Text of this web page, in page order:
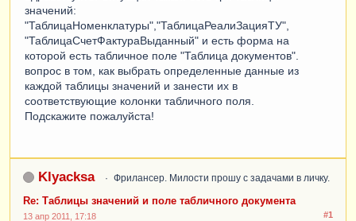
значений:
"ТаблицаНоменклатуры","ТаблицаРеалиЗацияТУ",
"ТаблицаСчетФактураВыданный" и есть форма на
которой есть табличное поле "Таблица документов".
вопрос в том, как выбрать определенные данные из
каждой таблицы значений и занести их в
соответствующие колонки табличного поля.
Подскажите пожалуйста!
Klyacksa Фрилансер. Милости прошу с задачами в личку.
Re: Таблицы значений и поле табличного документа
#1
13 апр 2011, 17:18